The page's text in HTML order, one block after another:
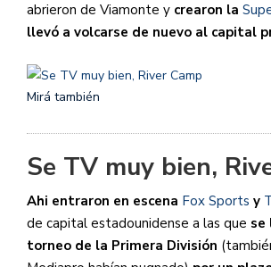
abrieron de Viamonte y crearon la
llevó a volcarse de nuevo al capital
Mirá también
Se TV muy bien,
Ahi entraron en escena Fox Sports y
de capital estadounidense a las que se
torneo de la Primera División